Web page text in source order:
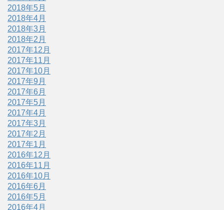
2018年5月
2018年4月
2018年3月
2018年2月
2017年12月
2017年11月
2017年10月
2017年9月
2017年6月
2017年5月
2017年4月
2017年3月
2017年2月
2017年1月
2016年12月
2016年11月
2016年10月
2016年6月
2016年5月
2016年4月